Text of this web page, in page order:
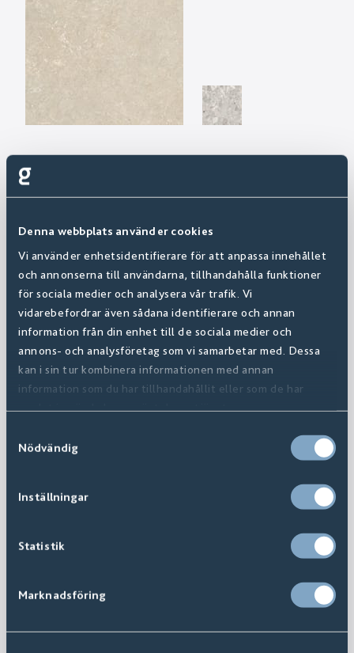
Denna webbplats använder cookies
Vi använder enhetsidentifierare för att anpassa innehållet
och annonserna till användarna, tillhandahålla funktioner
för sociala medier och analysera vår trafik. Vi
vidarebefordrar även sådana identifierare och annan
information från din enhet till de sociala medier och
annons- och analysföretag som vi samarbetar med. Dessa
kan i sin tur kombinera informationen med annan
information som du har tillhandahållit eller som de har
samlat in när du har använt deras tjänster.
Nödvändig
Inställningar
Statistik
Marknadsföring